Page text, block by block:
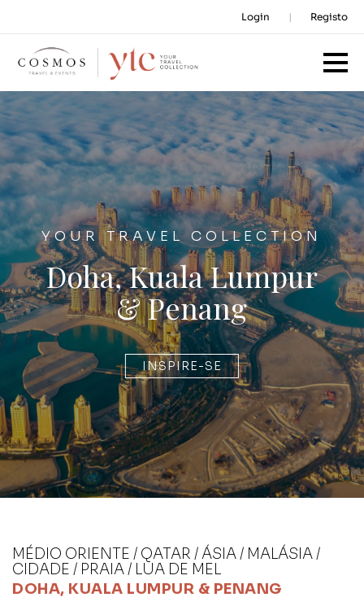
Login Registo
YOUR TRAVEL COLLECTION
Doha, Kuala Lumpur
& Penang
INSPIRE-SE
MÉDIO ORIENTE / QATAR / ÁSIA / MALÁSIA /
CIDADE / PRAIA / LUA DE MEL
DOHA, KUALA LUMPUR & PENANG